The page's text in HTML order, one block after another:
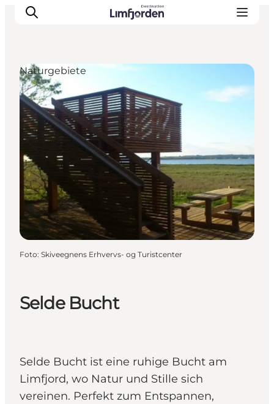
Selde Bucht
Selde Bucht ist eine ruhige Bucht am
Limfjord, wo Natur und Stille sich
vereinen. Perfekt zum Entspannen,
Naturgebiete
Foto: Skiveegnens Erhvervs- og Turistcenter